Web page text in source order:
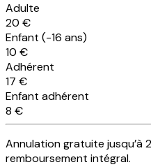
Adulte
20 €
Enfant (-16 ans)
10 €
Adhérent
17 €
Enfant adhérent
8 €
Annulationgratuite jusqu’à
remboursement intégral.